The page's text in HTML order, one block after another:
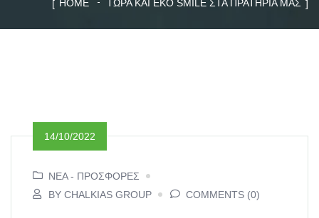
HOME ΤΏΡΑ ΚΑΙ EKO SMILE ΣΤΑ ΠΡΑΤΉΡΙΆ ΜΑΣ
14/10/2022
ΝΕΑ - ΠΡΟΣΦΟΡΕΣ
BY CHALKIAS GROUP
COMMENTS (0)